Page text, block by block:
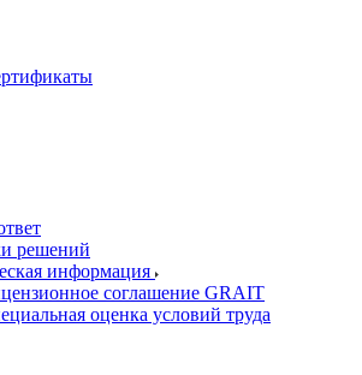
решений
информация
соглашение GRAIT
оценка условий труда